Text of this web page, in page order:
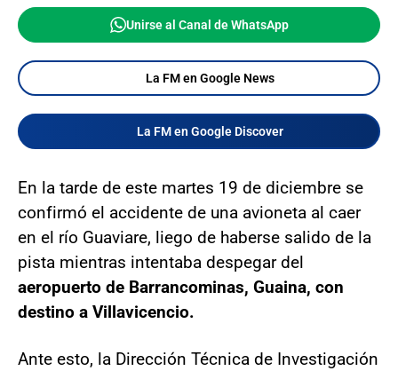
Unirse al Canal de WhatsApp
La FM en Google News
La FM en Google Discover
En la tarde de este martes 19 de diciembre se
confirmó el accidente de una avioneta al caer
en el río Guaviare, liego de haberse salido de la
pista mientras intentaba despegar del
aeropuerto de Barrancominas, Guaina, con
destino a Villavicencio.
Ante esto, la Dirección Técnica de Investigación